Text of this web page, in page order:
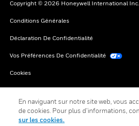
Copyright © 2026 Honeywell International Inc.
Conditions Générales
Déclaration De Confidentialité
Vos Préférences De Confidentialité
Cookies
En naviguant sur notre site web, vous
de cookies. Pour plus d’informations,
sur les cookies.